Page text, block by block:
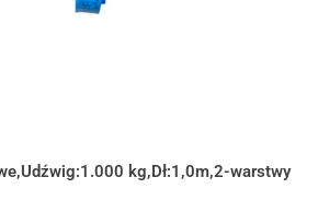
kg,Dł:1,0m,2-warstwy